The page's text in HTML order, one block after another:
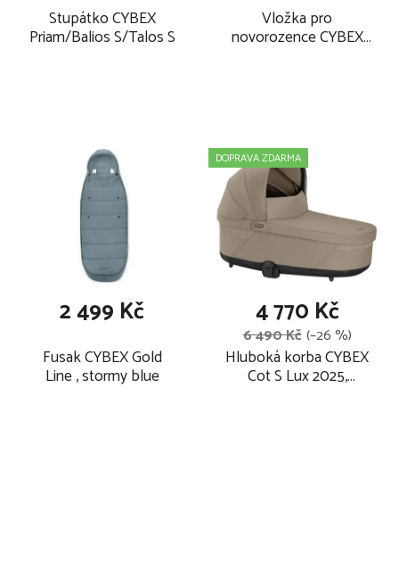
kočárek je lehčí o 2,2 kg
nová potahová látka
oblá rukojeť
užší kolečka, stejný průměr - splňuje kritéria do terénu
Maximální hmotnost a věk dítěte pro které je kočárek určen:
22 kg nebo 4 roky, podle toho, co nastane dříve.
Stupátko CYBEX
Priam/Balios S/Talos S
Vložka pro
novorozence CYBEX
Fusak CYBEX Gold
Line , stormy blue
2 499 Kč
DOPRAVA ZDARMA
Hluboká korba CYBEX
Cot S Lux 2025,
4 770 Kč
6 490 Kč (–26 %)